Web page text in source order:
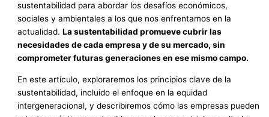
sustentabilidad para abordar los desafíos económicos,
sociales y ambientales a los que nos enfrentamos en la
actualidad.La sustentabilidad promueve cubrir las
necesidades de cada empresa y de su mercado, sin
comprometer futuras generaciones en ese mismo campo.
En este artículo, exploraremos los principios clave de la
sustentabilidad, incluido el enfoque en la equidad
intergeneracional, y describiremos cómo las empresas pueden